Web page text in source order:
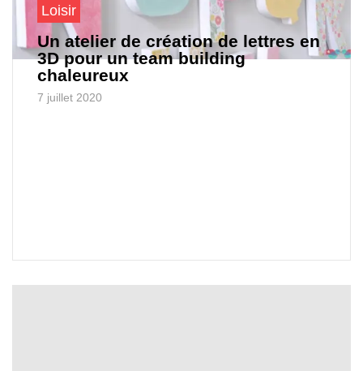
Loisir
Un atelier de création de lettres en
3D pour un team building
chaleureux
7 juillet 2020